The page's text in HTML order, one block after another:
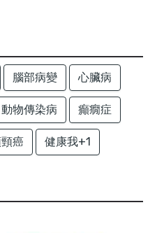
腦部病變 心臟病
動物傳染病 癲癇症
癌 健康我+1